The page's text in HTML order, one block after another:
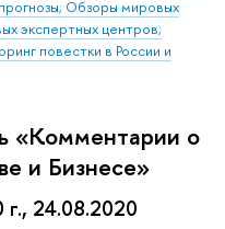
Обзоры мировых
экспертных центров;
повестки в России и
«Комментарии о
и Бизнесе»
24.08.2020